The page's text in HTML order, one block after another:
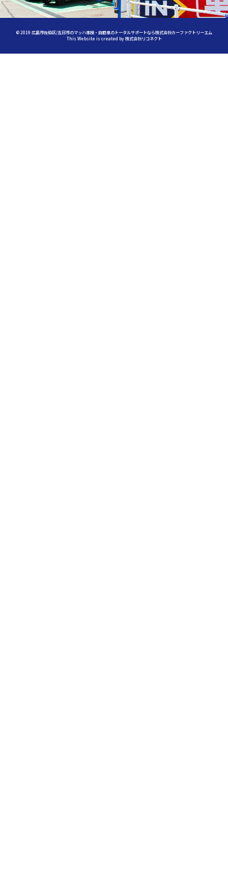
©2019 広島市佐伯区/五日市のマッハ車検・自動車のトータルサポートなら株式会社カーファクトリーエム
This Website is created by株式会社リコネクト